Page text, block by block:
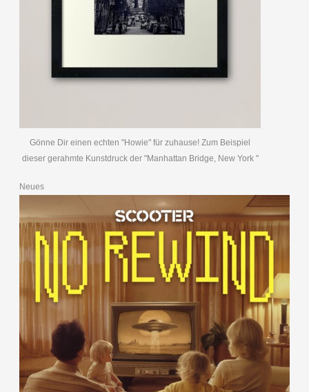
Gönne Dir einen echten "Howie" für zuhause! Zum Beispiel
dieser gerahmte Kunstdruck der "Manhattan Bridge, New York "
Neues